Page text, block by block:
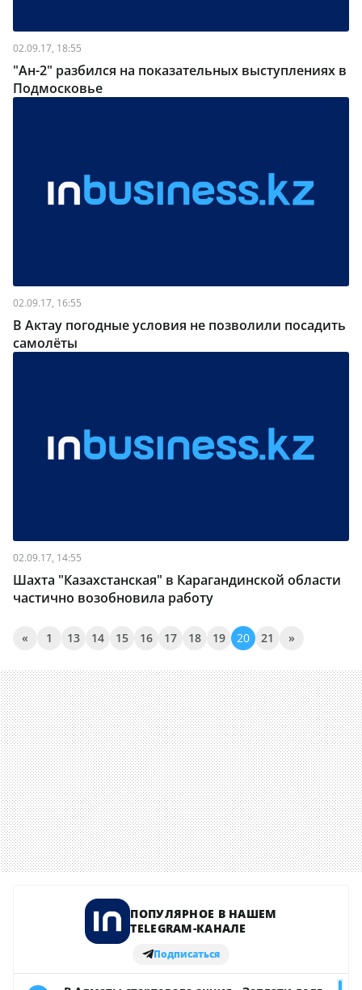
02.09.17, 18:55
"Ан-2" разбился на показательных выступлениях в
Подмосковье
02.09.17, 16:55
В Актау погодные условия не позволили посадить
самолёты
02.09.17, 14:55
Шахта "Казахстанская" в Карагандинской области
частично возобновила работу
« 1 13 14 15 16 17 18 19 20 21 »